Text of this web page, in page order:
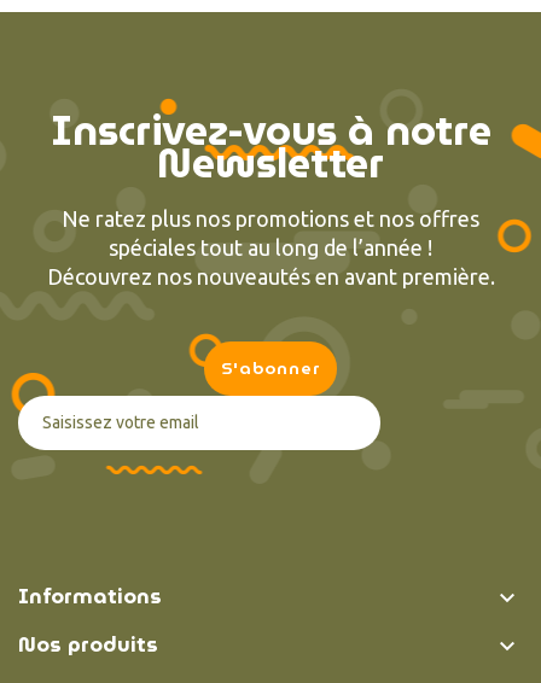
Inscrivez-vous à notre
Newsletter
Ne ratez plus nos promotions et nos offres
spéciales tout au long de l’année !
Découvrez nos nouveautés en avant première.
Informations 
Nos produits 